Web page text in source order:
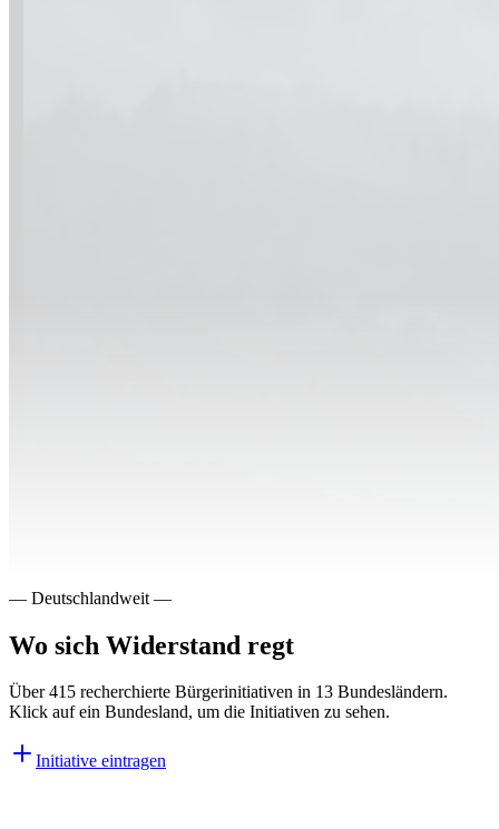
— Deutschlandweit —
Wo sich Widerstand regt
Über415 recherchierte Bürgerinitiativen in 13 Bundesländern.
Klick auf ein Bundesland, um die Initiativen zu sehen.
Initiative eintragen